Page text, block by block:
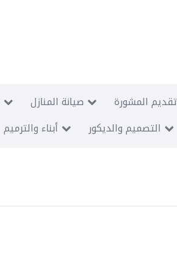
صيانة المنازل تقديم المشورة
أبناء والترميم التصميم والديكور